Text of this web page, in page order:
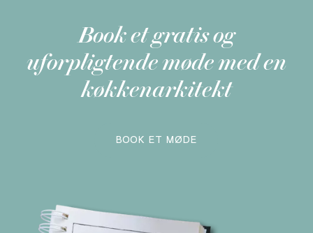
Book et gratis og
uforpligtende møde med en
køkkenarkitekt
BOOK ET MØDE